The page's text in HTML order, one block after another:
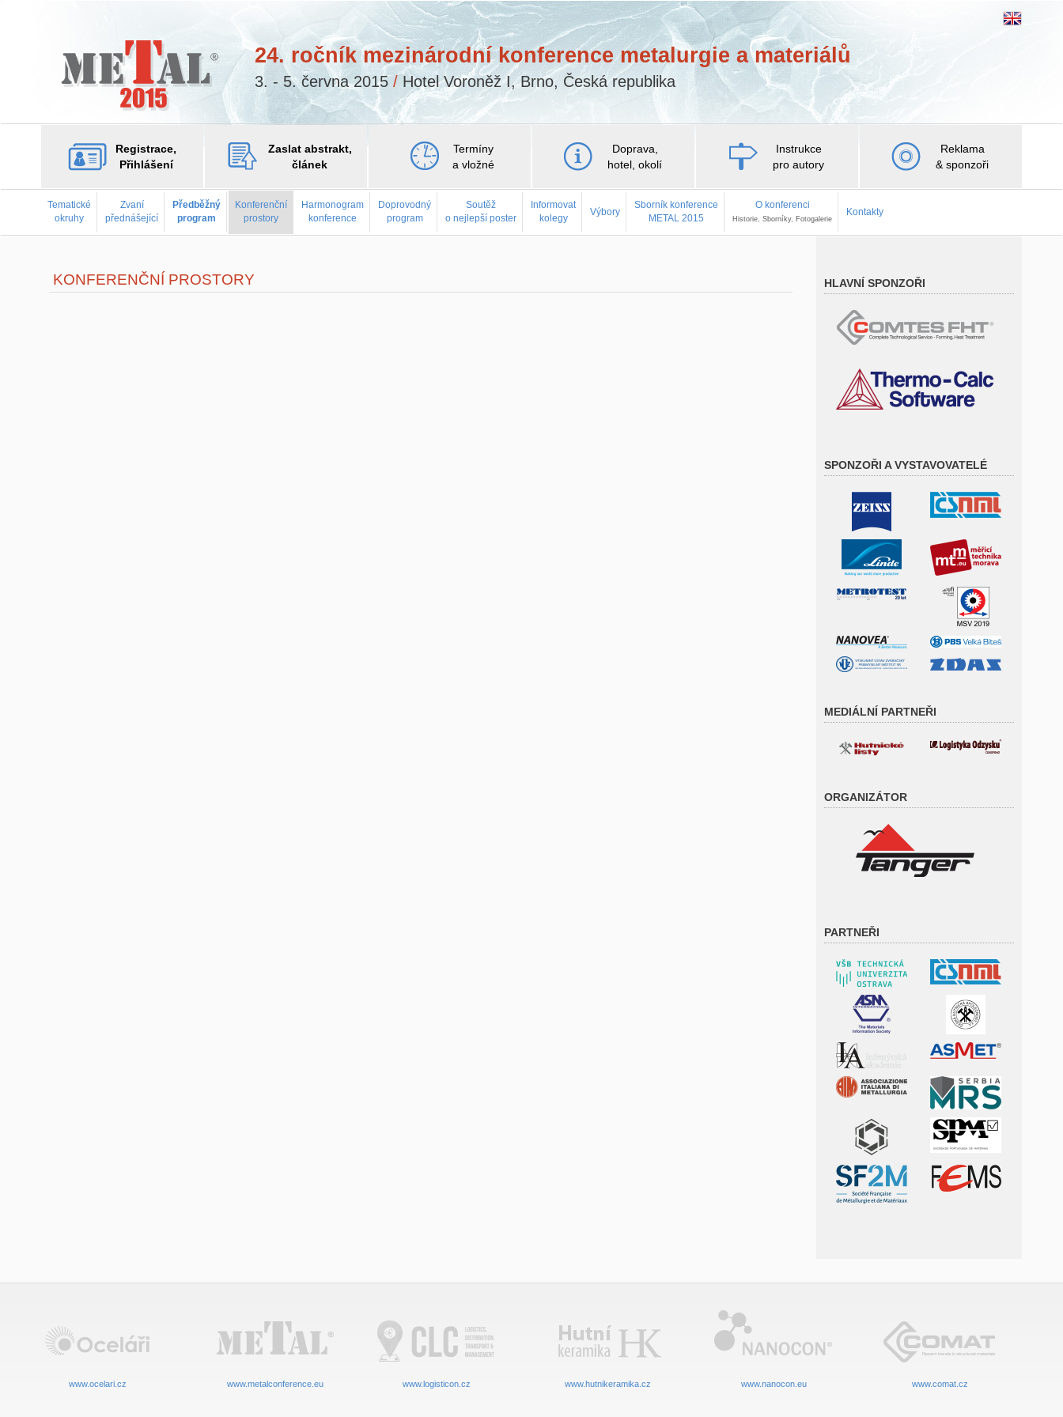
24. ročník mezinárodní konference metalurgie a materiálů
3. - 5. června 2015/ Hotel Voroněž I, Brno, Česká republika
Registrace,
Přihlášení
Zaslat abstrakt,
článek
Termíny
a vložné
Doprava,
hotel, okolí
Instrukce
pro autory
Reklama
& sponzoři
Tematické
okruhy
Zvaní
přednášející
Předběžný
program
Konferenční
prostory
Harmonogram
konference
Doprovodný
program
Soutěž
o nejlepší poster
Informovat
kolegy
Výbory
Sborník konference
METAL 2015
O konferenci
Historie, Sborníky, Fotogalerie
Kontakty
KONFERENČNÍ PROSTORY HLAVNÍ SPONZOŘI
SPONZOŘI A VYSTAVOVATELÉ
MEDIÁLNÍ PARTNEŘI
ORGANIZÁTOR
PARTNEŘI
www.ocelari.cz www.metalconference.eu www.logisticon.cz www.hutnikeramika.cz www.nanocon.eu www.comat.cz